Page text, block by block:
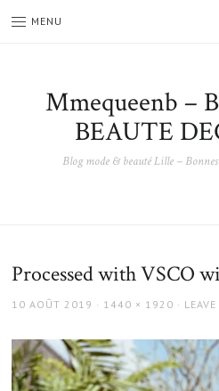
MENU
Mmequeenb –
BEAUTE
Blog mode & beauté Lille –
Processed with VSCO
POSTED
10 AOÛT 2019
FULL
1440 × 1920